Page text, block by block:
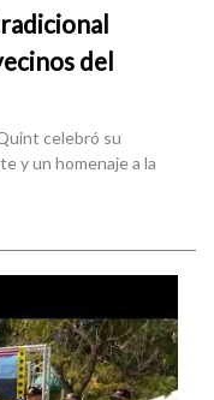
del
celebró su
y un homenaje a la